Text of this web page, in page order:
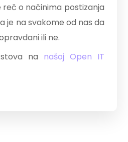
reč o načinima postizanja
je na svakome od nas da
ili ne.
na našoj Open IT